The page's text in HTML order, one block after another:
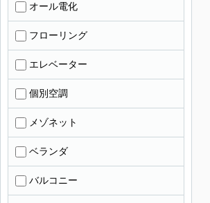
オール電化
フローリング
エレベーター
個別空調
メゾネット
ベランダ
バルコニー